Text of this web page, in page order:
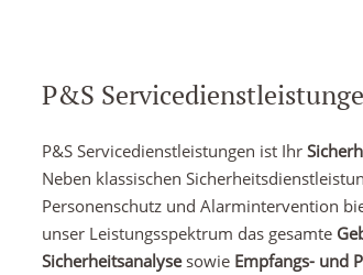
P&S
P&S Servicedienstleistungen ist Ihr
Neben klassischen
Personenschutz und Alarmintervention
unser Leistungsspektrum das gesamte
Sicherheitsanalysesowie Empfangs- und